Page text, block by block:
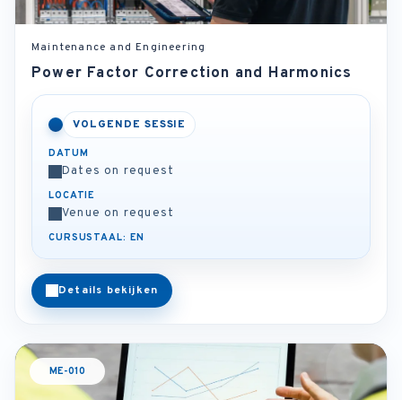
Maintenance and Engineering
Power Factor Correction and Harmonics
VOLGENDE SESSIE
DATUM
Dates on request
LOCATIE
Venue on request
CURSUSTAAL: EN
Details bekijken
ME-010